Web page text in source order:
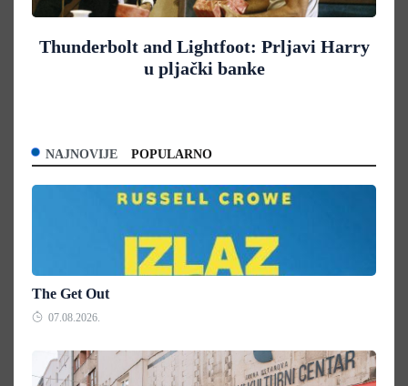
Thunderbolt and Lightfoot: Prljavi Harry
u pljački banke
NAJNOVIJE POPULARNO
The Get Out
07.08.2026.